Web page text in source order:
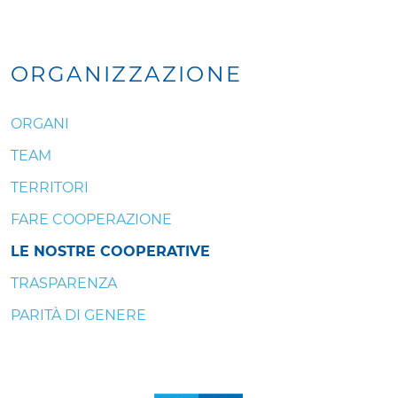
ORGANIZZAZIONE
ORGANI
TEAM
TERRITORI
FARE COOPERAZIONE
LE NOSTRE COOPERATIVE
TRASPARENZA
PARITÀ DI GENERE